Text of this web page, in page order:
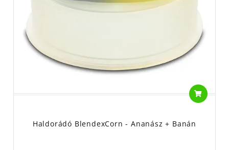
Haldorádó BlendexCorn - Ananász + Banán